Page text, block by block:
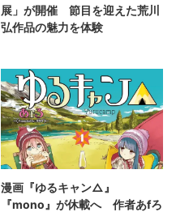
展」が開催 節目を迎えた荒川
弘作品の魅力を体験
漫画『ゆるキャン△』
『mono』が休載へ 作者あfろ